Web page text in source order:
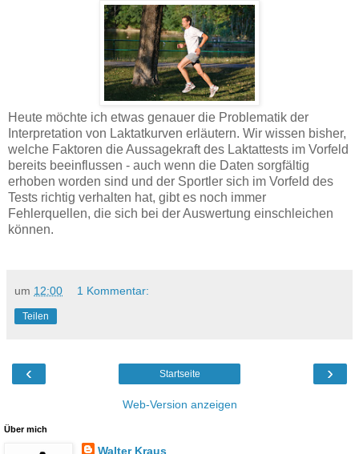
Heute möchte ich etwas genauer die Problematik der
Interpretation von Laktatkurven erläutern. Wir wissen bisher,
welche Faktoren die Aussagekraft des Laktattests im Vorfeld
bereits beeinflussen - auch wenn die Daten sorgfältig
erhoben worden sind und der Sportler sich im Vorfeld des
Tests richtig verhalten hat, gibt es noch immer
Fehlerquellen, die sich bei der Auswertung einschleichen
können.
um 12:00 1 Kommentar:
Teilen
‹ ›
Startseite
Web-Version anzeigen
Über mich
Walter Kraus